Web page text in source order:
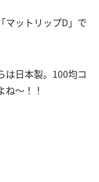
マットリップD」で
は日本製。100均コ
〜！！